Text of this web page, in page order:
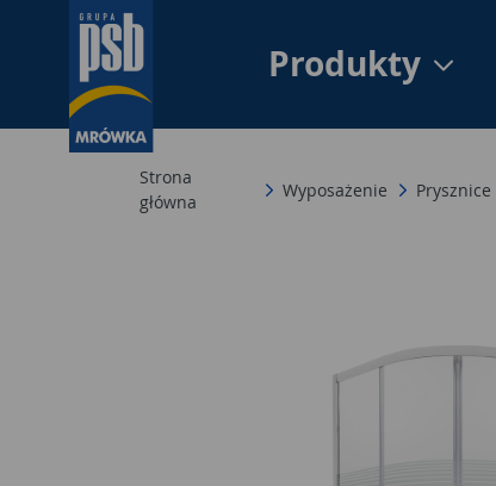
Produkty
Strona
główna
Wyposażenie Prysznice